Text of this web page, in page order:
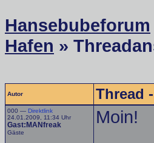
Hansebubeforum
Hafen »
Autor Thread
000 — Direktlink
24.01.2009, 11:34 Uhr
Gast:MANfreak
Gäste
Moin!